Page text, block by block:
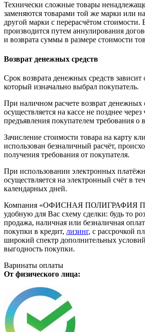
Технически сложные товары
заменяются товарами той же марки или
другой марки с перерасчётом стоимости.
производится путем аннулирования
и возврата суммы в размере стоимости
Возврат денежных средств
Срок возврата денежных средств зависит
который изначально выбрал покупатель.
При наличном расчете возврат денежных
осуществляется на кассе не позднее
предъявления покупателем требования о
Зачисление стоимости товара на карту
использован безналичный расчёт,
получения требования от покупателя.
При использовании электронных
осуществляется на электронный счёт в
календарных дней.
Компания «ОФИСНАЯ ПОЛИГРАФИЯ
удобную для Вас схему сделки: будь то
продажа, наличная или безналичная
покупки в кредит, лизинг, с рассрочкой
широкий спектр дополнительных
выгодность покупки.
Варинаты оплаты
От физического лица: